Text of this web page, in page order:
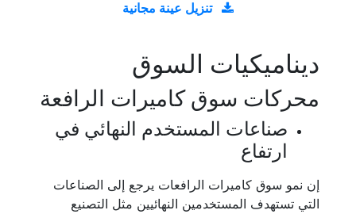
تنزيل عينة مجانية
ديناميكيات السوق
محركات سوق كاميرات الرافعة
صناعات المستخدم النهائي في
ارتفاع
إن نمو سوق كاميرات الرافعات يرجع إلى الصناعات
التي تستهدف المستخدمين النهائيين مثل التصنيع